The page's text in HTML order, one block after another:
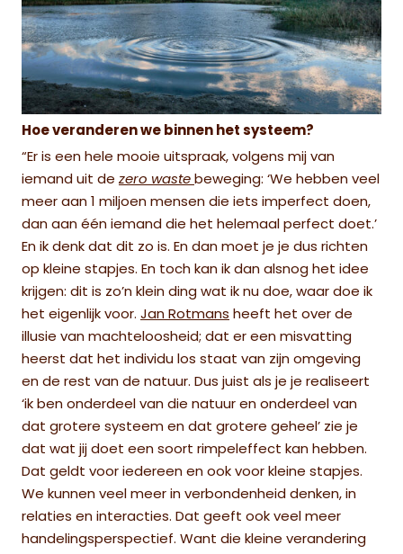
Hoe veranderen we binnen het systeem?
“Er is een hele mooie uitspraak, volgens mij van
iemand uit de zero waste beweging: ‘We hebben veel
meer aan 1 miljoen mensen die iets imperfect doen,
dan aan één iemand die het helemaal perfect doet.’
En ik denk dat dit zo is. En dan moet je je dus richten
op kleine stapjes. En toch kan ik dan alsnog het idee
krijgen: dit is zo’n klein ding wat ik nu doe, waar doe ik
het eigenlijk voor. Jan Rotmans heeft het over de
illusie van machteloosheid; dat er een misvatting
heerst dat het individu los staat van zijn omgeving
en de rest van de natuur. Dus juist als je je realiseert
‘ik ben onderdeel van die natuur en onderdeel van
dat grotere systeem en dat grotere geheel’ zie je
dat wat jij doet een soort rimpeleffect kan hebben.
Dat geldt voor iedereen en ook voor kleine stapjes.
We kunnen veel meer in verbondenheid denken, in
relaties en interacties. Dat geeft ook veel meer
handelingsperspectief. Want die kleine verandering